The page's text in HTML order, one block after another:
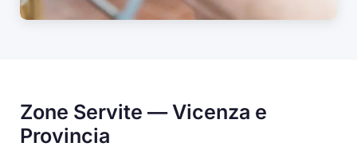
Zone Servite — Vicenza e
Provincia